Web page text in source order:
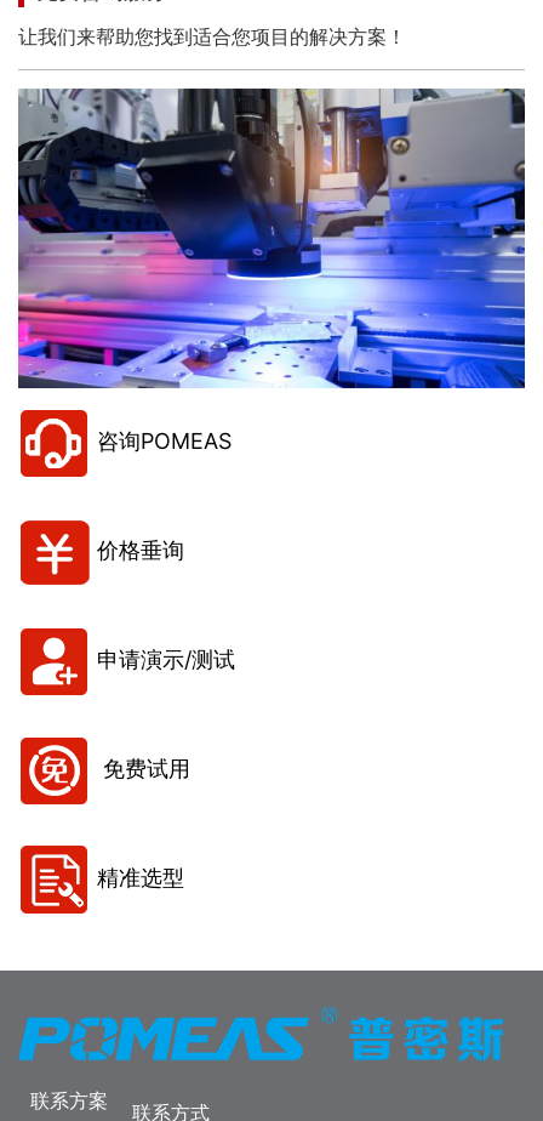
让我们来帮助您找到适合您项目的解决方案！
咨询POMEAS
价格垂询
申请演示/测试
免费试用
精准选型
联系方案 联系方式